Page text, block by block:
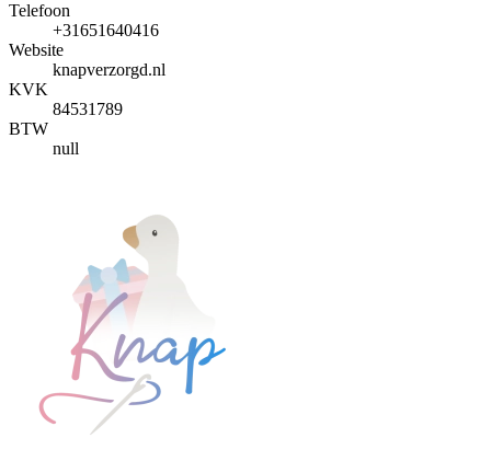
Telefoon
+31651640416
Website
knapverzorgd.nl
KVK
84531789
BTW
null